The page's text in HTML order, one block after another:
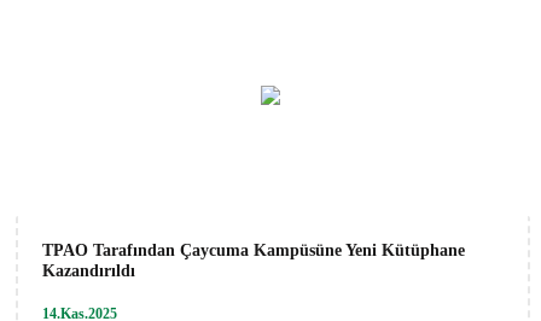
TPAO Tarafından Çaycuma Kampüsüne Yeni Kütüphane
Kazandırıldı
14.Kas.2025